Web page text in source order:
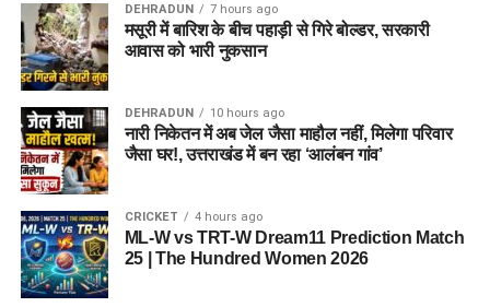
DEHRADUN 7 hours ago
मसूरी में बारिश के बीच पहाड़ी से गिरे बोल्डर, सरकारी
आवास को भारी नुकसान
DEHRADUN 10 hours ago
नारी निकेतन में अब जेल जैसा माहौल नहीं, मिलेगा परिवार
जैसा घर!, उत्तराखंड में बन रहा ‘आलंबन गांव’
CRICKET 4 hours ago
ML-W vs TRT-W Dream11 Prediction Match
25 | The Hundred Women 2026